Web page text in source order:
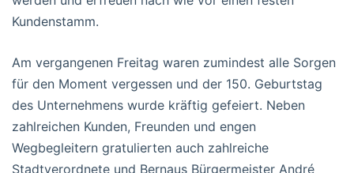
Kundenstamm.
Am vergangenen Freitag waren zumindest alle Sorgen
für den Moment vergessen und der 150. Geburtstag
des Unternehmens wurde kräftig gefeiert. Neben
zahlreichen Kunden, Freunden und engen
Wegbegleitern gratulierten auch zahlreiche
Stadtverordnete und Bernaus Bürgermeister André